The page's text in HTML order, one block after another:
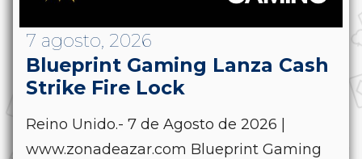
7 agosto, 2026
Blueprint Gaming Lanza Cash
Strike Fire Lock
Reino Unido.- 7 de Agosto de 2026 |
www.zonadeazar.com Blueprint Gaming